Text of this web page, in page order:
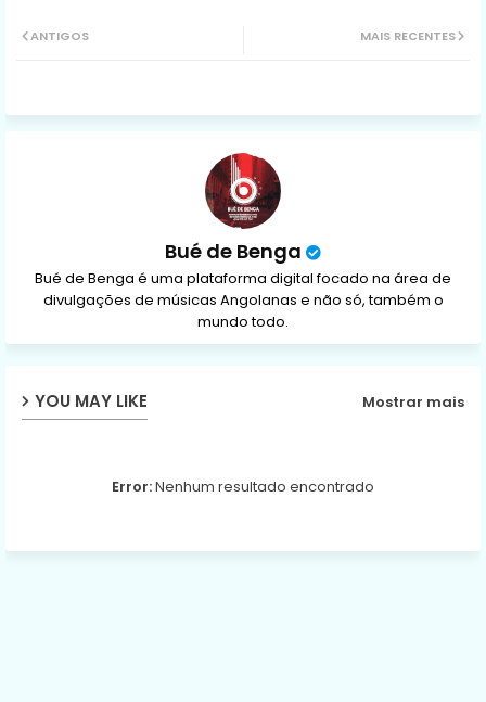
ap
MAIS RECENTES
ANTIGOS
Bué de Benga
Bué de Benga é uma plataforma digital focado na área de
divulgações de músicas Angolanas e não só, também o
mundo todo.
YOU MAY LIKE Mostrar mais
Error:Nenhum resultado encontrado